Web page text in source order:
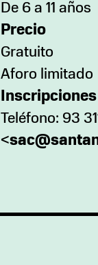
De 6 a 11 años
Precio
Gratuito
Aforo limitado
Inscripciones
Teléfono: 93
<